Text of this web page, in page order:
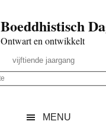
Boeddhistisch
Ontwart en ontwikkelt
vijftiende jaargang
MENU